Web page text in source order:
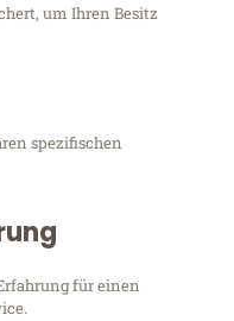
um Ihren Besitz
spezifischen
für einen